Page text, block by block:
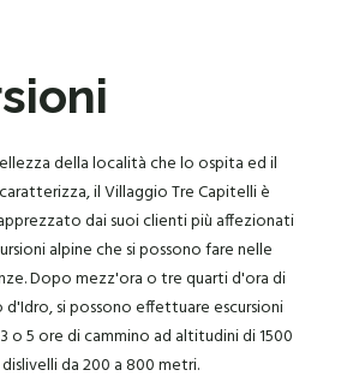
della località che lo ospita ed il
il Villaggio Tre Capitelli è
dai suoi clienti più affezionati
alpine che si possono fare nelle
Dopo mezz'ora o tre quarti d'ora di
d'Idro, si possono effettuare escursioni
o 5 ore di cammino ad altitudini di 1500
da 200 a 800 metri.